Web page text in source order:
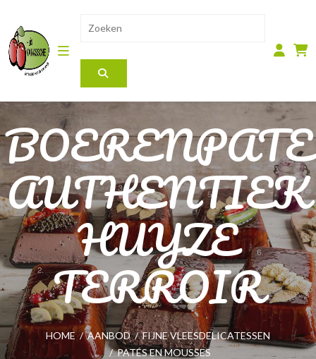
BOERENPATE
AUTHENTIEK
HUYZE
TERROIR
HOME / AANBOD / FIJNE VLEESDELICATESSEN
/ PATÉS EN MOUSSES